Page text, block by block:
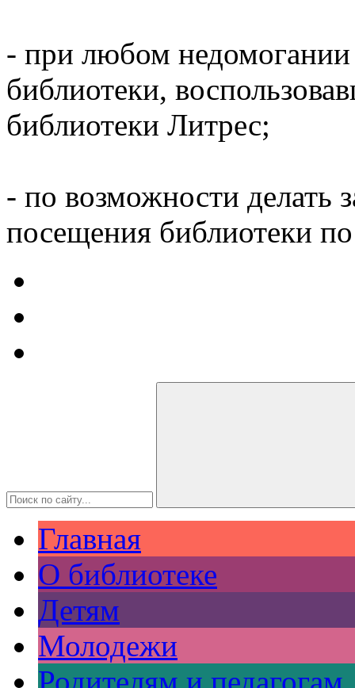
- при любом недомогании
библиотеки,
библиотеки Литрес;
- по возможности делать
посещения библиотеки
Главная
О библиотеке
Детям
Молодежи
Родителям и педагогам